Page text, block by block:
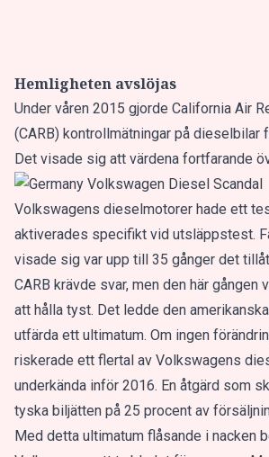
Hemligheten avslöjas
Under våren 2015 gjorde California Air
(CARB) kontrollmätningar på dieselbilar
Det visade sig att värdena fortfarande
Volkswagens dieselmotorer hade ett
aktiverades specifikt vid utsläppstest.
visade sig var upp till 35 gånger det
CARB krävde svar, men den här gången
att hålla tyst. Det ledde den
utfärda ett ultimatum. Om ingen
riskerade ett flertal av Volkswagens
underkända inför 2016. En åtgärd som
tyska biljätten på 25 procent av
Med detta ultimatum flåsande i nacken